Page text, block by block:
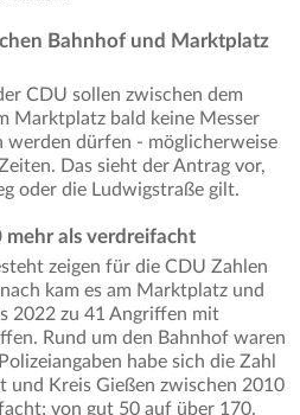
Bahnhof und Marktplatz
CDU sollen zwischen dem
Marktplatz bald keine Messer
werden dürfen - möglicherweise
Das sieht der Antrag vor,
oder die Ludwigstraße gilt.
mehr als verdreifacht
zeigen für die CDU Zahlen
kam es am Marktplatz und
2022 zu 41 Angriffen mit
Rund um den Bahnhof waren
habe sich die Zahl
und Kreis Gießen zwischen 2010
von gut 50 auf über 170.